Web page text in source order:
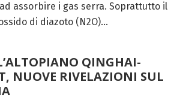
assorbire i gas serra. Soprattutto il
di diazoto (N2O)...
QINGHAI-
NUOVE RIVELAZIONI SUL